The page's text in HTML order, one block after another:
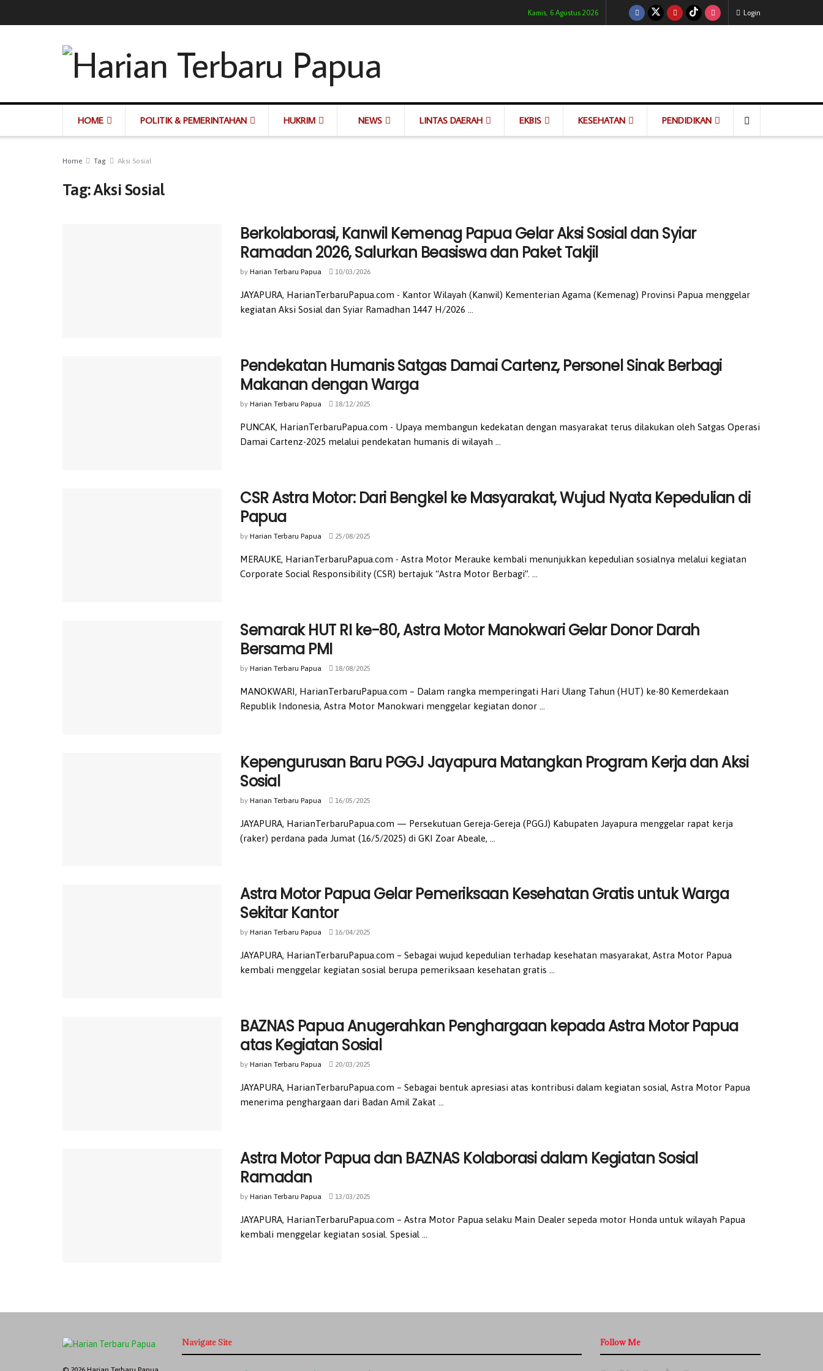
Kamis, 6 Agustus 2026 Login
HOME POLITIK & PEMERINTAHAN HUKRIM NEWS LINTAS DAERAH EKBIS KESEHATAN PENDIDIKAN
Home Tag Aksi Sosial
Tag:Aksi Sosial
Berkolaborasi, Kanwil Kemenag Papua Gelar Aksi Sosial dan Syiar
Ramadan 2026, Salurkan Beasiswa dan Paket Takjil
by Harian Terbaru Papua 10/03/2026
JAYAPURA, HarianTerbaruPapua.com - Kantor Wilayah (Kanwil) Kementerian Agama (Kemenag) Provinsi Papua menggelar
kegiatan Aksi Sosial dan Syiar Ramadhan 1447 H/2026 ...
Pendekatan Humanis Satgas Damai Cartenz, Personel Sinak Berbagi
Makanan dengan Warga
by Harian Terbaru Papua 18/12/2025
PUNCAK, HarianTerbaruPapua.com - Upaya membangun kedekatan dengan masyarakat terus dilakukan oleh Satgas Operasi
Damai Cartenz-2025 melalui pendekatan humanis di wilayah ...
CSR Astra Motor: Dari Bengkel ke Masyarakat, Wujud Nyata Kepedulian di
Papua
by Harian Terbaru Papua 25/08/2025
MERAUKE, HarianTerbaruPapua.com - Astra Motor Merauke kembali menunjukkan kepedulian sosialnya melalui kegiatan
Corporate Social Responsibility (CSR) bertajuk “Astra Motor Berbagi”. ...
Semarak HUT RI ke-80, Astra Motor Manokwari Gelar Donor Darah
Bersama PMI
by Harian Terbaru Papua 18/08/2025
MANOKWARI, HarianTerbaruPapua.com – Dalam rangka memperingati Hari Ulang Tahun (HUT) ke-80 Kemerdekaan
Republik Indonesia, Astra Motor Manokwari menggelar kegiatan donor ...
Kepengurusan Baru PGGJ Jayapura Matangkan Program Kerja dan Aksi
Sosial
by Harian Terbaru Papua 16/05/2025
JAYAPURA, HarianTerbaruPapua.com — Persekutuan Gereja-Gereja (PGGJ) Kabupaten Jayapura menggelar rapat kerja
(raker) perdana pada Jumat (16/5/2025) di GKI Zoar Abeale, ...
Astra Motor Papua Gelar Pemeriksaan Kesehatan Gratis untuk Warga
Sekitar Kantor
by Harian Terbaru Papua 16/04/2025
JAYAPURA, HarianTerbaruPapua.com – Sebagai wujud kepedulian terhadap kesehatan masyarakat, Astra Motor Papua
kembali menggelar kegiatan sosial berupa pemeriksaan kesehatan gratis ...
BAZNAS Papua Anugerahkan Penghargaan kepada Astra Motor Papua
atas Kegiatan Sosial
by Harian Terbaru Papua 20/03/2025
JAYAPURA, HarianTerbaruPapua.com – Sebagai bentuk apresiasi atas kontribusi dalam kegiatan sosial, Astra Motor Papua
menerima penghargaan dari Badan Amil Zakat ...
Astra Motor Papua dan BAZNAS Kolaborasi dalam Kegiatan Sosial
Ramadan
by Harian Terbaru Papua 13/03/2025
JAYAPURA, HarianTerbaruPapua.com – Astra Motor Papua selaku Main Dealer sepeda motor Honda untuk wilayah Papua
kembali menggelar kegiatan sosial. Spesial ...
Navigate Site Follow Me